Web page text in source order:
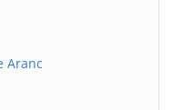
Aranc